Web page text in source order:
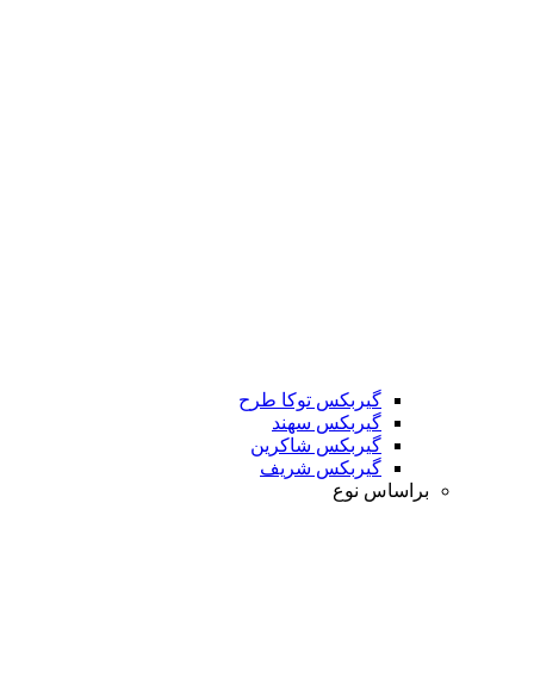
گیربکس توکا طرح
گیربکس سهند
گیربکس شاکرین
گیربکس شریف
براساس نوع